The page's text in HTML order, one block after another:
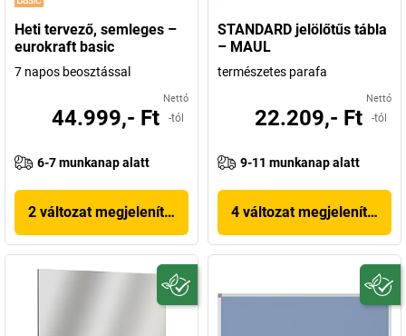
Heti tervező, semleges –
eurokraft basic
7 napos beosztással
Nettó
44.999,- Ft -tól
6-7 munkanap alatt
2 változat megjelenítése
STANDARD jelölőtűs tábla
– MAUL
természetes parafa
Nettó
22.209,- Ft -tól
9-11 munkanap alatt
4 változat megjelenítése